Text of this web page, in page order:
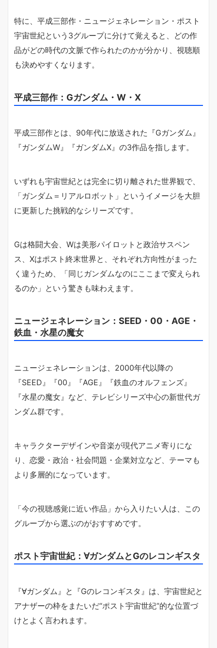
特に、平成三部作・ニュージェネレーション・ポスト
宇宙世紀という3グループに分けて覚えると、どの作
品がどの時代の文脈で作られたのかが分かり、視聴順
も決めやすくなります。
平成三部作：Gガンダム・W・X
平成三部作とは、90年代に放送された『Gガンダム』
『ガンダムW』『ガンダムX』の3作品を指します。
いずれも宇宙世紀とは完全に切り離された世界観で、
「ガンダム＝リアルロボット」というイメージを大胆
に更新した挑戦的なシリーズです。
Gは格闘大会、Wは美形パイロットと政治サスペン
ス、Xはポスト終末世界と、それぞれ方向性がまった
く違うため、「同じガンダムなのにここまで変えられ
るのか」という驚きも味わえます。
ニュージェネレーション：SEED・00・AGE・
鉄血・水星の魔女
ニュージェネレーションは、2000年代以降の
『SEED』『00』『AGE』『鉄血のオルフェンズ』
『水星の魔女』など、テレビシリーズ中心の新世代ガ
ンダム群です。
キャラクターデザインや音楽が現代アニメ寄りにな
り、恋愛・政治・社会問題・企業対立など、テーマも
より多層的になっています。
「今の視聴感覚に近い作品」から入りたい人は、この
グループから選ぶのがおすすめです。
ポスト宇宙世紀：∀ガンダムとGのレコンギスタ
『∀ガンダム』と『Gのレコンギスタ』は、宇宙世紀と
アナザーの枠をまたいだ“ポスト宇宙世紀”的な位置づ
けとよく言われます。